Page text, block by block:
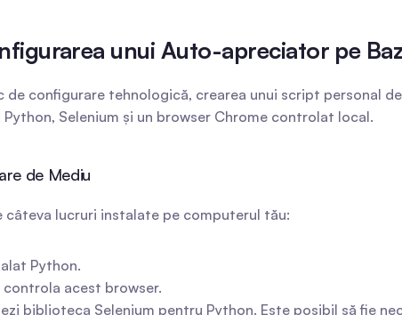
unui Auto-apreciator pe
configurare tehnologică, crearea unui script personal
Selenium și un browser Chrome controlat local.
de Mediu
câteva lucruri instalate pe computerul tău:
Python.
controla acest browser.
biblioteca Selenium pentru Python. Este posibil să fie